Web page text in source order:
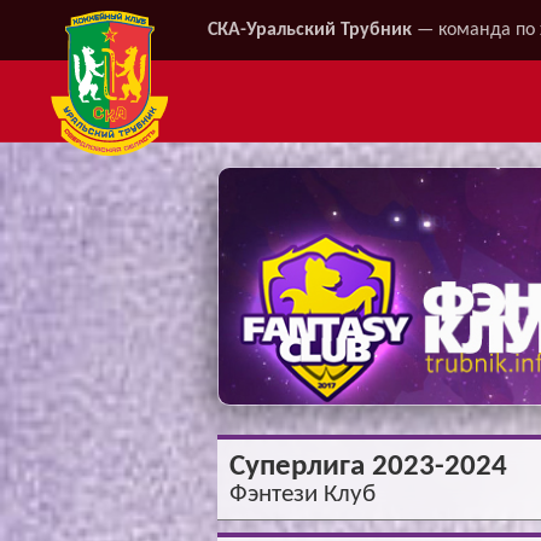
СКА-Уральский Трубник — команда по
Суперлига 2023-2024
Фэнтези Клуб